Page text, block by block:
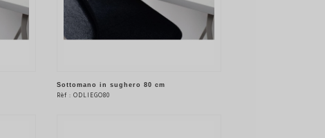
Sottomano in sughero 80 cm
Rèf : ODLIEGO80